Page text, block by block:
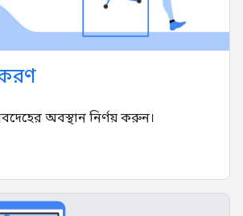
অবস্থান নির্ণয় করুন।